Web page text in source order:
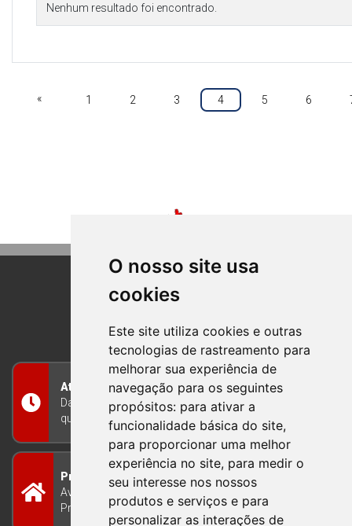
O nosso site usa
cookies
Este site utiliza cookies e outras
tecnologias de rastreamento para
melhorar sua experiência de
navegação para os seguintes
propósitos: para ativar a
funcionalidade básica do site,
para proporcionar uma melhor
experiência no site, para medir o
seu interesse nos nossos
produtos e serviços e para
personalizar as interações de
Nenhum resultado foi encontrado.
« 1 2 3 4 5 6
BOM PRINCIPIO
RIO GRANDE DO SUL
Atendimento
Das 8h às 12h e das 13h às 17h30, de segunda a
quinta-feira, e nas sextas-feiras das 7h às 13h
Prefeitura Municipal
Avenida Guilherme Winter 65 - Centro Bom
Princípio/RS - Brasil CEP 95765-000